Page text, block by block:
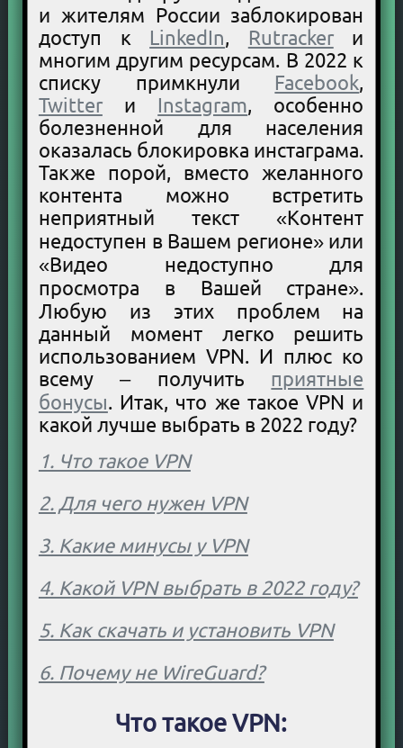
и жителям России заблокирован
доступ к LinkedIn, Rutrackerи
многим другим ресурсам. В 2022 к
списку примкнули Facebook,
Twitterи Instagram, особенно
болезненной для населения
оказалась блокировка инстаграма.
Также порой, вместо желанного
контента можно встретить
неприятный текст «Контент
недоступен в Вашем регионе» или
«Видео недоступно для
просмотра в Вашей стране».
Любую из этих проблем на
данный момент легко решить
использованием VPN. И плюс ко
всему – получить приятные
бонусы. Итак, что же такое VPN и
какой лучше выбрать в 2022 году?
1. Что такое VPN
2. Для чего нужен VPN
3. Какие минусы у VPN
4. Какой VPN выбрать в 2022 году?
5. Как скачать и установить VPN
6. Почему не WireGuard?
Что такое VPN: